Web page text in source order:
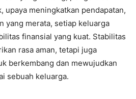
upaya meningkatkan pendapatan,
yang merata, setiap keluarga
finansial yang kuat. Stabilitas
rasa aman, tetapi juga
berkembang dan mewujudkan
sebuah keluarga.